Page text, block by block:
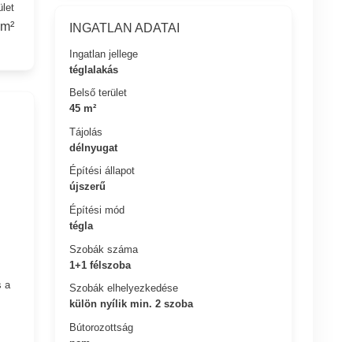
INGATLAN ADATAI
Ingatlan jellege
téglalakás
Belső terület
45 m²
Tájolás
délnyugat
Építési állapot
újszerű
Építési mód
tégla
Szobák száma
1+1 félszoba
Szobák elhelyezkedése
külön nyílik min. 2 szoba
Bútorozottság
a